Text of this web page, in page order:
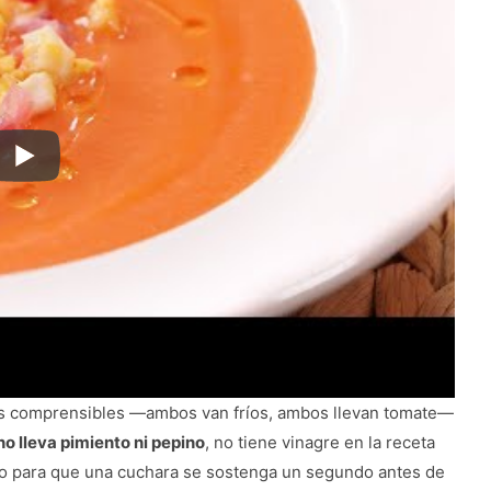
comprensibles —ambos van fríos, ambos llevan tomate—
lleva pimiento ni pepino, no tiene vinagre en la receta
que una cuchara se sostenga un segundo antes de